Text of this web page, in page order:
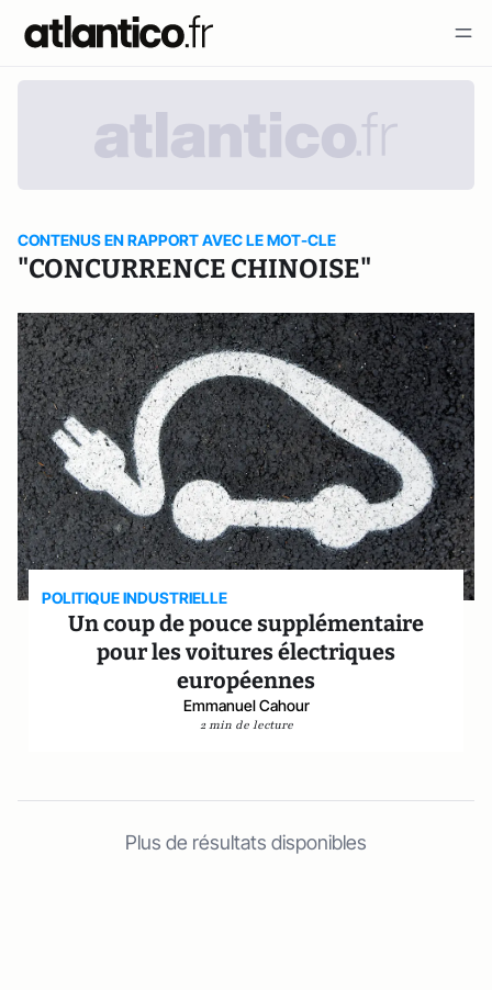
CONTENUS EN RAPPORT AVEC LE MOT-CLE
"CONCURRENCE CHINOISE"
POLITIQUE INDUSTRIELLE
Un coup de pouce supplémentaire
pour les voitures électriques
européennes
Emmanuel Cahour
2 min de lecture
Plus de résultats disponibles